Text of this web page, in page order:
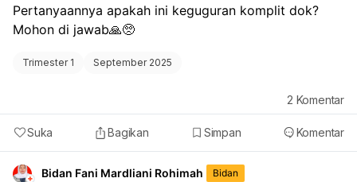
Pertanyaannya apakah ini keguguran komplit dok?
Mohon di jawab🙏🥺
Trimester 1 September 2025
Suka Bagikan Simpan Komentar
2 Komentar
Bidan Fani Mardliani Rohimah
Bidan